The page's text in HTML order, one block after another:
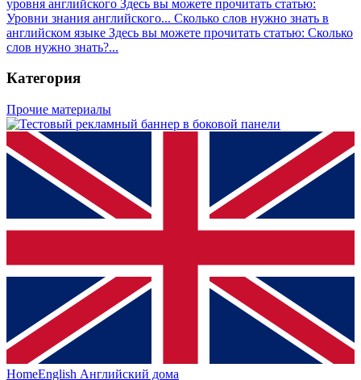
уровня английского Здесь вы можете прочитать статью:
Уровни знания английского... Сколько слов нужно знать в
английском языке Здесь вы можете прочитать статью: Сколько
слов нужно знать?...
Категория
Прочие материалы
HomeEnglish Английский дома